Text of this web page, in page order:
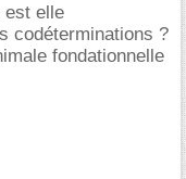
est elle
codéterminations ?
fondationnelle